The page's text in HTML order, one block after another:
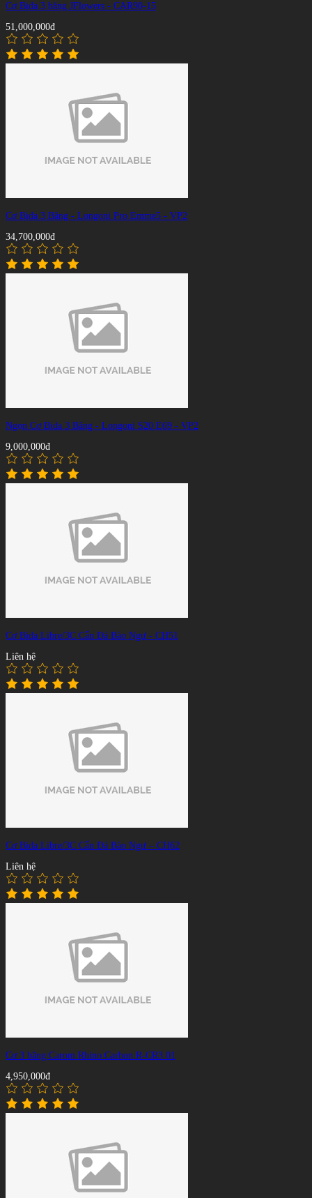
Cơ Bida 3 băng JFlowers - CAR90-15
51,000,000đ
Cơ Bida 3 Băng - Longoni Pro Emme5 - VP2
34,700,000đ
Ngọn Cơ Bida 3 Băng - Longoni S20 E69 - VP2
9,000,000đ
Cơ Bida Libre/3C Cẩn Đá Bào Ngư - CH51
Liên hệ
Cơ Bida Libre/3C Cẩn Đá Bào Ngư – CH62
Liên hệ
Cơ 3 băng Carom Rhino Carbon R-CR3 01
4,950,000đ